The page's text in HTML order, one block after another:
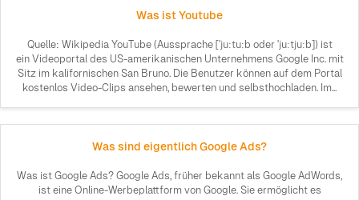
Was ist Youtube
Quelle: Wikipedia YouTube (Aussprache [ˈjuːtuːb oder ˈjuːtjuːb]) ist
ein Videoportal des US-amerikanischen Unternehmens Google Inc. mit
Sitz im kalifornischen San Bruno. Die Benutzer können auf dem Portal
kostenlos Video-Clips ansehen, bewerten und selbsthochladen. Im...
Was sind eigentlich Google Ads?
Was ist Google Ads? Google Ads, früher bekannt als Google AdWords,
ist eine Online-Werbeplattform von Google. Sie ermöglicht es